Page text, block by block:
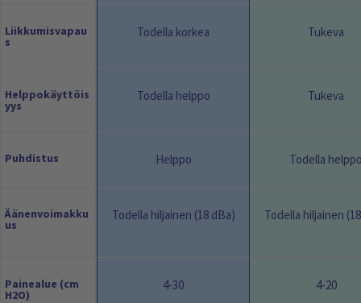
Liikkumisvapau
s
Helppokäyttöis
yys
Puhdistus
Äänenvoimakku
us
Painealue (cm
H2O)
Todella korkea
Todella helppo
Helppo
Todella hiljainen (18 dBa)
4-30
Tukeva
Tukeva
Todella
Todella hiljainen
4-20